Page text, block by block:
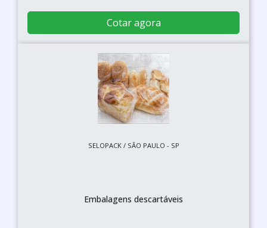
Cotar agora
SELOPACK / SÃO PAULO - SP
Embalagens descartáveis